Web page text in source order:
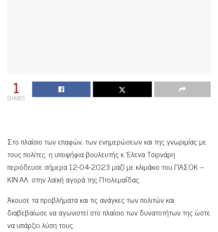
1
SHARES
Στο πλαίσιο των επαφών, των ενημερώσεων και της γνωριμίας με
τους πολίτες, η υποψήφια βουλευτής κ. Έλενα Τσιρνάρη
περιόδευσε σήμερα 12-04-2023 μαζί με κλιμάκιο του ΠΑΣΟΚ –
ΚΙΝ.ΑΛ. στην λαϊκή αγορά της Πτολεμαΐδας.
Άκουσε τα προβλήματα και τις ανάγκες των πολιτών και
διαβεβαίωσε να αγωνιστεί στο πλαίσιο των δυνατοτήτων της ώστε
να υπάρξει λύση τους.